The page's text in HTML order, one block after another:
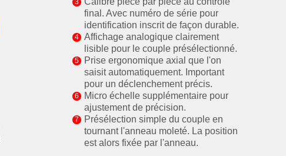
final. Avec numéro de série pour
identification inscrit de façon durable.
Affichage analogique clairement
lisible pour le couple présélectionné.
Prise ergonomique axial que l'on
saisit automatiquement. Important
pour un déclenchement précis.
Micro échelle supplémentaire pour
ajustement de précision.
Présélection simple du couple en
tournant l'anneau moleté. La position
est alors fixée par l'anneau.